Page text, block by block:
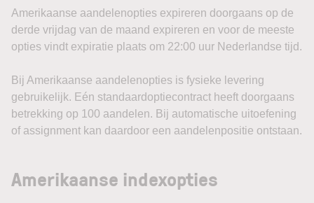
Amerikaanse aandelenopties expireren doorgaans op de
derde vrijdag van de maand expireren en voor de meeste
opties vindt expiratie plaats om 22:00 uur Nederlandse tijd.
Bij Amerikaanse aandelenopties is fysieke levering
gebruikelijk. Eén standaardoptiecontract heeft doorgaans
betrekking op 100 aandelen. Bij automatische uitoefening
of assignment kan daardoor een aandelenpositie ontstaan.
Amerikaanse indexopties